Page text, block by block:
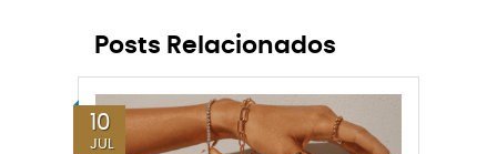
Posts Relacionados
10
JUL